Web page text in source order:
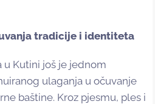
tradicije i identiteta
Kutini još je jednom
ulaganja u očuvanje
baštine. Kroz pjesmu, ples i